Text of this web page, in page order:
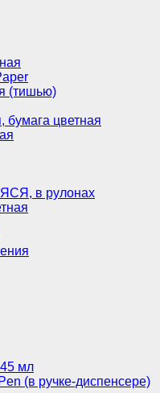
(тишью)
бумага цветная
в рулонах
мл
(в ручке-диспенсере)